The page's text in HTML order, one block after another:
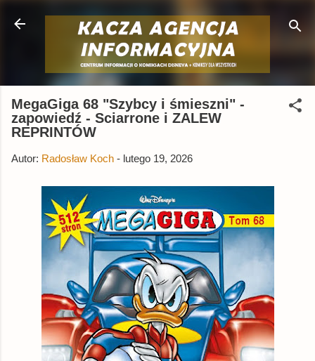
Przejdź do głównej zawartości
MegaGiga 68 "Szybcy i śmieszni" -
zapowiedź - Sciarrone i ZALEW
REPRINTÓW
Autor: Radosław Koch - lutego 19, 2026